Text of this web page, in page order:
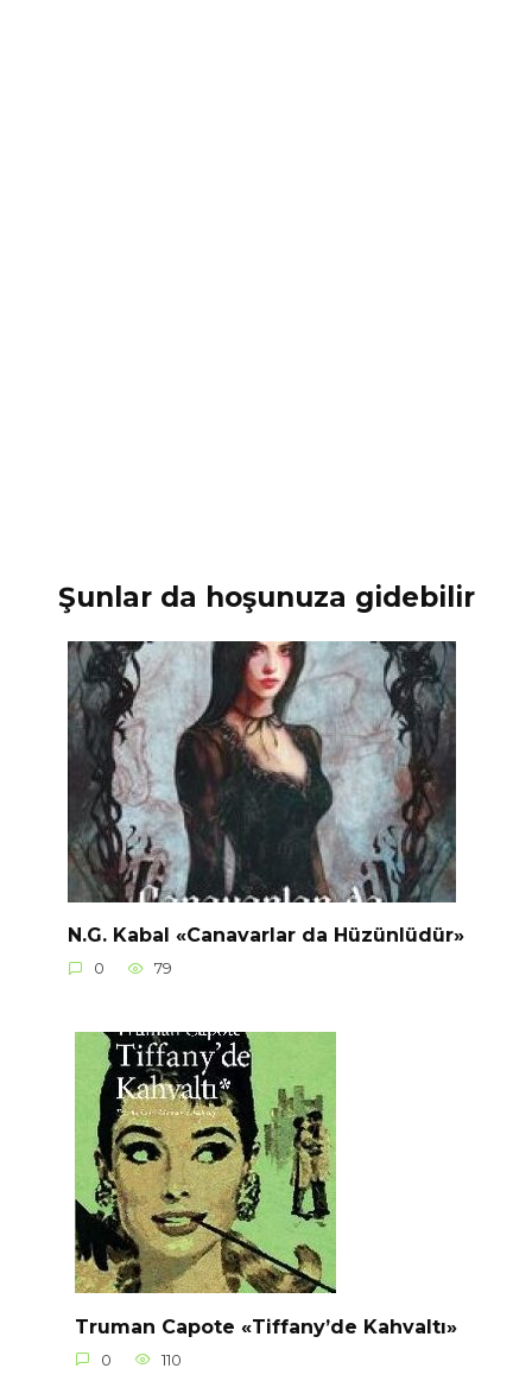
Şunlar da hoşunuza gidebilir
N.G. Kabal «Canavarlar da Hüzünlüdür»
0 79
Truman Capote «Tiffany’de Kahvaltı»
0 110